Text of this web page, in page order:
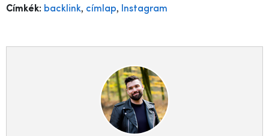
Címkék: backlink, címlap, Instagram